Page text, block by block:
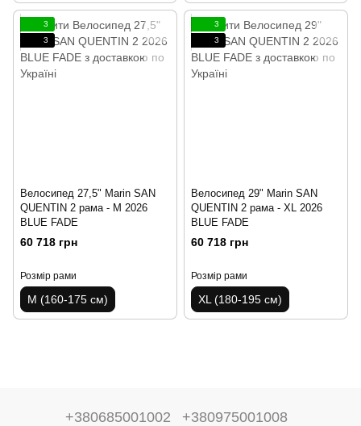
3
3
Велосипед 27,5" Marin SAN
QUENTIN 2 рама - M 2026
BLUE FADE
60 718 грн
Розмір рами
M (160-175 см)
3
3
Велосипед 29" Marin SAN
QUENTIN 2 рама - XL 2026
BLUE FADE
60 718 грн
Розмір рами
XL (180-195 см)
+380685001002 +380975001008